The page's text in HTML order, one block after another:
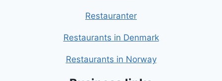
Restauranter
Restaurants in Denmark
Restaurants in Norway